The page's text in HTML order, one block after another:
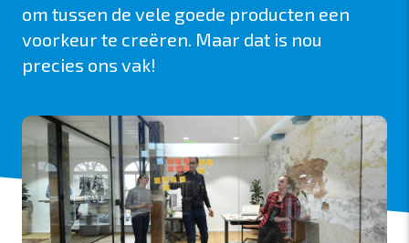
om tussen de vele goede producten een
voorkeur te creëren. Maar dat is nou
precies ons vak!